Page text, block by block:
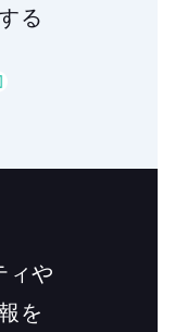
る
ィや
を